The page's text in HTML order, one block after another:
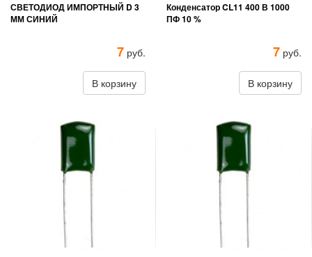
СВЕТОДИОД ИМПОРТНЫЙ D 3
ММ СИНИЙ
7 руб.
В корзину
Конденсатор CL11 400 В 1000
ПФ 10 %
7 руб.
В корзину